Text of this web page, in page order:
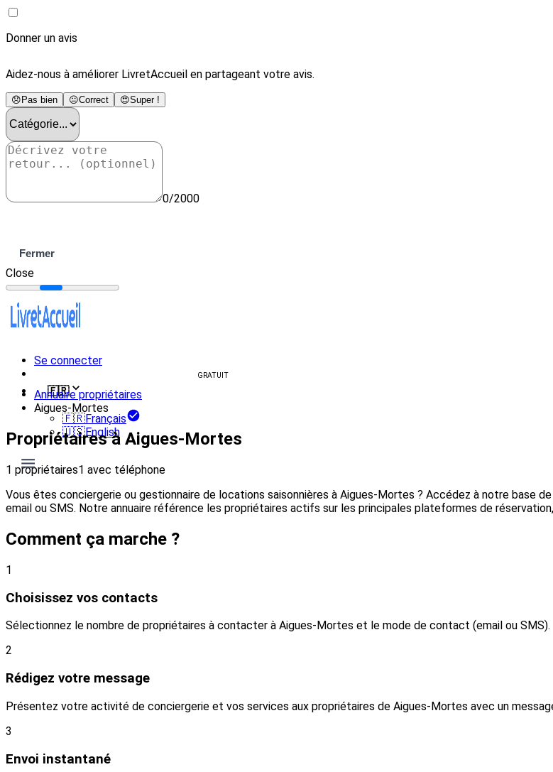
Donner un avis
Aidez-nous à améliorer LivretAccueil en partageant votre avis.
😞 Pas bien 😐Correct 😍Super !
0/2000
Fermer
Close
Se connecter
GRATUIT
🇫🇷
🇫🇷Français
🇺🇸English
Annuaire propriétaires
Aigues-Mortes
Propriétaires à Aigues-Mortes
1 propriétaires1 avec téléphone
Vous êtes conciergerie ou gestionnaire de locations saisonnières à Aigues-Mortes ? Accédez à notre
email ou SMS. Notre annuaire référence les propriétaires actifs sur les principales plateformes de
Comment ça marche ?
1
Choisissez vos contacts
Sélectionnez le nombre de propriétaires à contacter à Aigues-Mortes et le mode de contact (email ou SMS).
2
Rédigez votre message
Présentez votre activité de conciergerie et vos services aux propriétaires de Aigues-Mortes avec un
3
Envoi instantané